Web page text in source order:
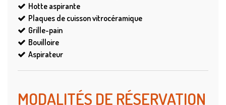
Hotte aspirante
Plaques de cuisson vitrocéramique
Grille-pain
Bouilloire
Aspirateur
MODALITÉS DE RÉSERVATION